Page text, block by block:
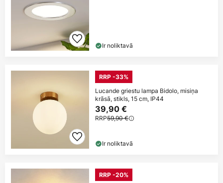
Ir noliktavā
RRP -33%
Lucande griestu lampa Bidolo, misiņa
krāsā, stikls, 15 cm, IP44
39,90 €
RRP59,90 €
Ir noliktavā
RRP -20%